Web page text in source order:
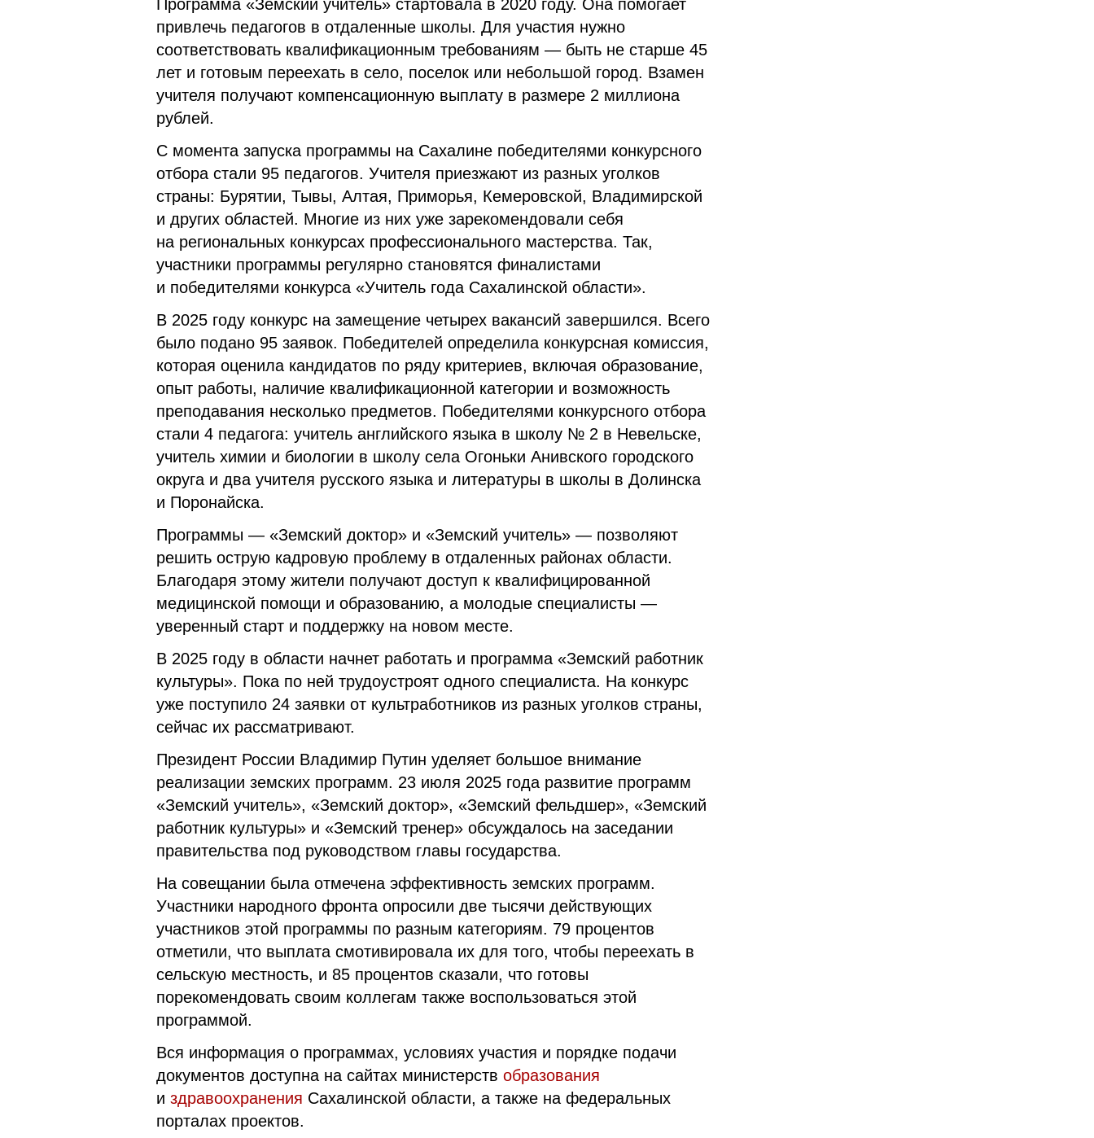
Программа «Земский учитель» стартовала в 2020 году. Она помогает
привлечь педагогов в отдаленные школы. Для участия нужно
соответствовать квалификационным требованиям — быть не старше 45
лет и готовым переехать в село, поселок или небольшой город. Взамен
учителя получают компенсационную выплату в размере 2 миллиона
рублей.
С момента запуска программы на Сахалине победителями конкурсного
отбора стали 95 педагогов. Учителя приезжают из разных уголков
страны: Бурятии, Тывы, Алтая, Приморья, Кемеровской, Владимирской
и других областей. Многие из них уже зарекомендовали себя
на региональных конкурсах профессионального мастерства. Так,
участники программы регулярно становятся финалистами
и победителями конкурса «Учитель года Сахалинской области».
В 2025 году конкурс на замещение четырех вакансий завершился. Всего
было подано 95 заявок. Победителей определила конкурсная комиссия,
которая оценила кандидатов по ряду критериев, включая образование,
опыт работы, наличие квалификационной категории и возможность
преподавания несколько предметов. Победителями конкурсного отбора
стали 4 педагога: учитель английского языка в школу № 2 в Невельске,
учитель химии и биологии в школу села Огоньки Анивского городского
округа и два учителя русского языка и литературы в школы в Долинска
и Поронайска.
Программы — «Земский доктор» и «Земский учитель» — позволяют
решить острую кадровую проблему в отдаленных районах области.
Благодаря этому жители получают доступ к квалифицированной
медицинской помощи и образованию, а молодые специалисты —
уверенный старт и поддержку на новом месте.
В 2025 году в области начнет работать и программа «Земский работник
культуры». Пока по ней трудоустроят одного специалиста. На конкурс
уже поступило 24 заявки от культработников из разных уголков страны,
сейчас их рассматривают.
Президент России Владимир Путин уделяет большое внимание
реализации земских программ. 23 июля 2025 года развитие программ
«Земский учитель», «Земский доктор», «Земский фельдшер», «Земский
работник культуры» и «Земский тренер» обсуждалось на заседании
правительства под руководством главы государства.
На совещании была отмечена эффективность земских программ.
Участники народного фронта опросили две тысячи действующих
участников этой программы по разным категориям. 79 процентов
отметили, что выплата смотивировала их для того, чтобы переехать в
сельскую местность, и 85 процентов сказали, что готовы
порекомендовать своим коллегам также воспользоваться этой
программой.
Вся информация о программах, условиях участия и порядке подачи
документов доступна на сайтах министерств образования
и здравоохранения Сахалинской области, а также на федеральных
порталах проектов.